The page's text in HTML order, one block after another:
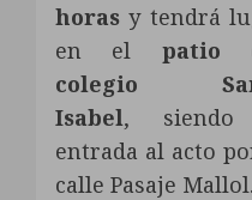
horas y tendrá
en el patio
colegio
Isabel,
entrada al acto
calle Pasaje Mallol.